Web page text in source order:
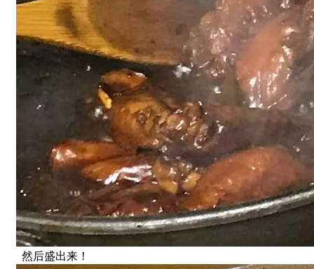
然后盛出来！